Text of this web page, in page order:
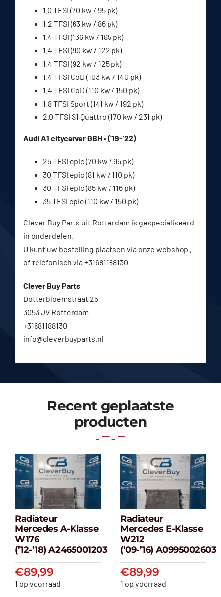
1.0 TFSI (70 kw / 95 pk)
1.2 TFSI (63 kw / 86 pk)
1.4 TFSI (136 kw / 185 pk)
1.4 TFSI (90 kw / 122 pk)
1.4 TFSI (92 kw / 125 pk)
1.4 TFSI CoD (103 kw / 140 pk)
1.4 TFSI CoD (110 kw / 150 pk)
1.8 TFSI Sport (141 kw / 192 pk)
2.0 TFSI S1 Quattro (170 kw / 231 pk)
Audi A1 citycarver GBH • (’19-’22)
25 TFSI epic (70 kw / 95 pk)
30 TFSI epic (81 kw / 110 pk)
30 TFSI epic (85 kw / 116 pk)
35 TFSI epic (110 kw / 150 pk)
Clever Buy Parts uit Rotterdam is gespecialiseerd
in onderdelen.
U kunt uw bestelling plaatsen via onze webshop ,
of telefonisch via +31681188130
Clever Buy Parts
Dotterbloemstraat 25
3053 JV Rotterdam
+31681188130
info@cleverbuyparts.nl
Recent geplaatste
producten
Radiateur
Mercedes A-
klasse W176
(’12-’18) A2465001203
€89,99
Radiateur
Mercedes A-Klasse
W176
(’12-’18) A2465001203
€89,99
1 op voorraad
Radiateur
Mercedes E-
klasse W212
(’09-’16)
€89,99
Radiateur
Mercedes E-Klasse
W212
(’09-’16) A0995002603
€89,99
1 op voorraad